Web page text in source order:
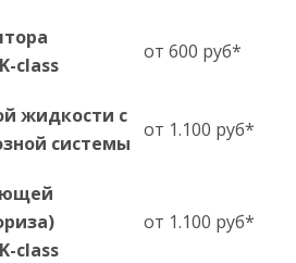
сlass
от 600 руб*
жидкости с
системы
от 1.100 руб*
сlass
от 1.100 руб*